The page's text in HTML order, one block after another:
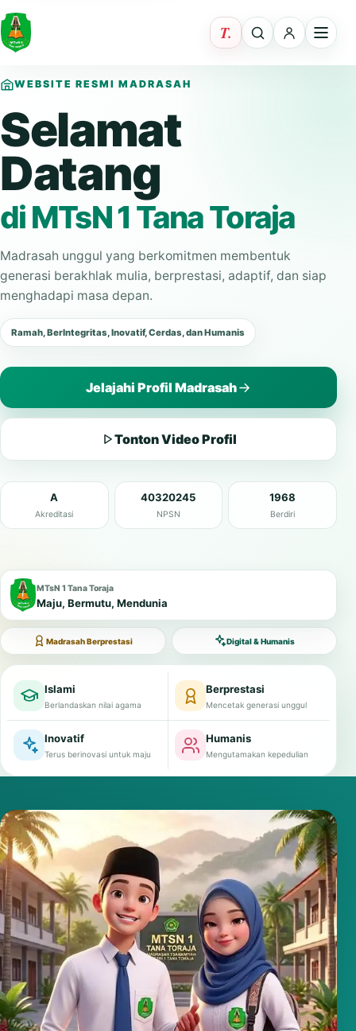
WEBSITE RESMI MADRASAH
Selamat
Datang
di MTsN 1 Tana Toraja
Madrasah unggul yang berkomitmen membentuk
generasi berakhlak mulia, berprestasi, adaptif, dan siap
menghadapi masa depan.
Ramah, BerIntegritas, Inovatif, Cerdas, dan Humanis
Jelajahi Profil Madrasah
Tonton Video Profil
A
Akreditasi
40320245
NPSN
1968
Berdiri
MTsN 1 Tana Toraja
Maju, Bermutu, Mendunia
Madrasah Berprestasi Digital & Humanis
Islami
Berlandaskan nilai agama
Berprestasi
Mencetak generasi unggul
Inovatif
Terus berinovasi untuk maju
Humanis
Mengutamakan kepedulian